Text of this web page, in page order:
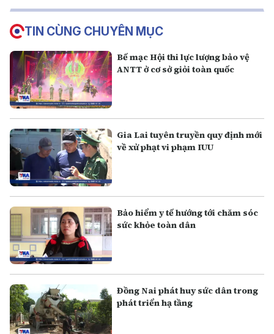
TIN CÙNG CHUYÊN MỤC
Bế mạc Hội thi lực lượng bảo vệ
ANTT ở cơ sở giỏi toàn quốc
Gia Lai tuyên truyền quy định mới
về xử phạt vi phạm IUU
Bảo hiểm y tế hướng tới chăm sóc
sức khỏe toàn dân
Đồng Nai phát huy sức dân trong
phát triển hạ tầng